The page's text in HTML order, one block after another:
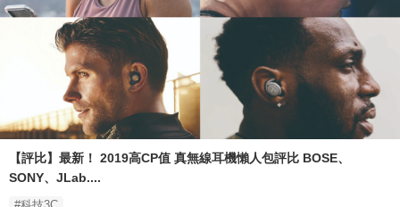
【評比】最新！ 2019高CP值 真無線耳機懶人包評比 BOSE、
SONY、JLab....